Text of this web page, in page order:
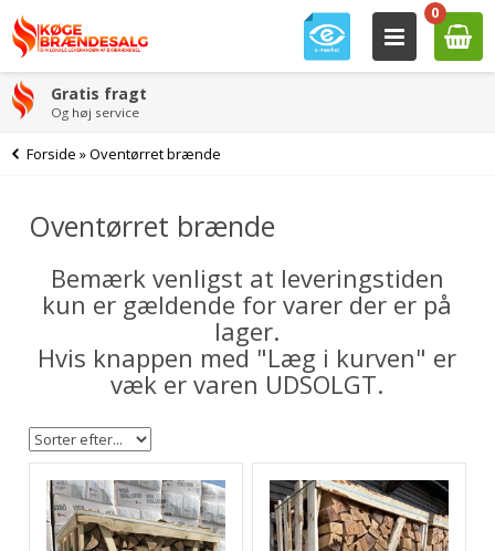
0
Gratis fragt
Og høj service
Forside »Oventørret brænde
Oventørret brænde
Bemærk venligst at leveringstiden
kun er gældende for varer der er på
lager.
Hvis knappen med "Læg i kurven" er
væk er varen UDSOLGT.